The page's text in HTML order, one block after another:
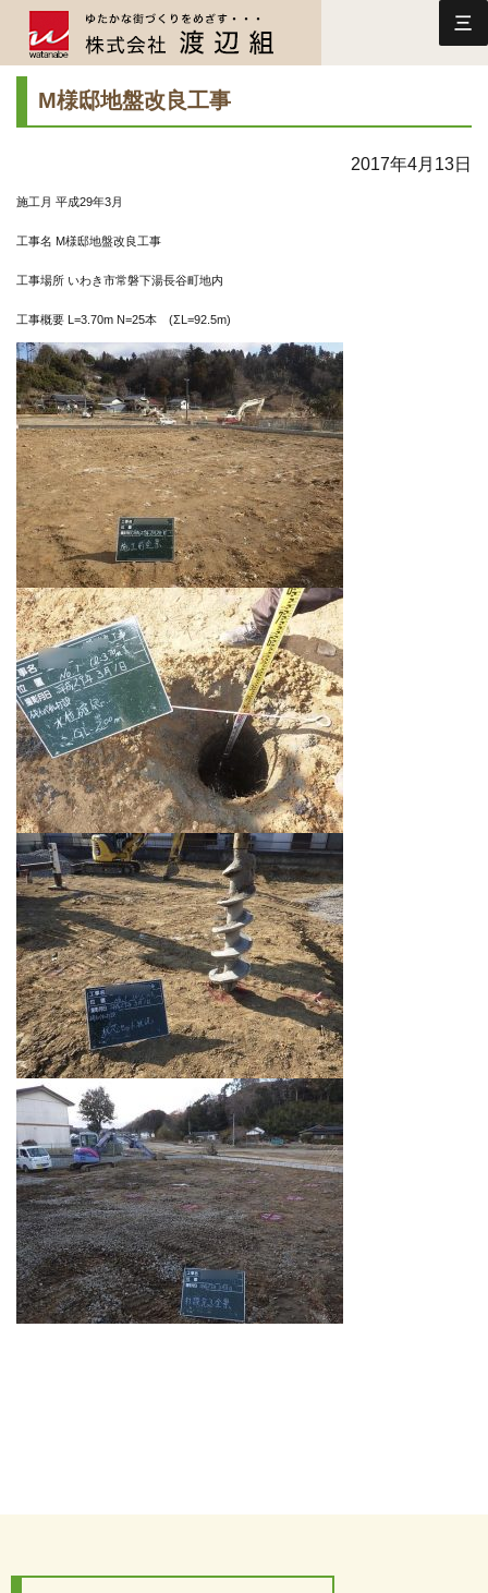
三
M様邸地盤改良工事
2017年4月13日
施工月 平成29年3月
工事名 M様邸地盤改良工事
工事場所 いわき市常磐下湯長谷町地内
工事概要 L=3.70m N=25本 (ΣL=92.5m)